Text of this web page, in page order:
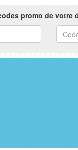
promo de votre